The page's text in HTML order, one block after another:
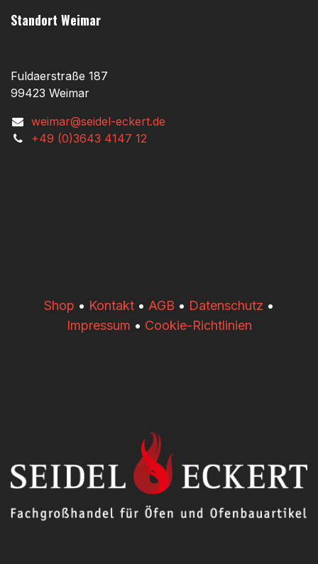
Standort Weimar
Fuldaerstraße 187
99423 Weimar
weimar@seidel-eckert.de
+49 (0)3643 4147 12
​​Shop • Kontakt • AGB • Datenschutz •
Impressum • Cookie-Richtlinien